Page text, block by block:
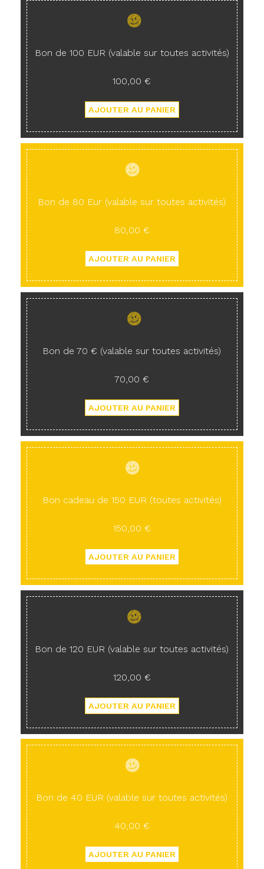
Bon de 100 EUR (valable sur toutes activités)
100,00 €
Bon de 80 Eur (valable sur toutes activités)
80,00 €
Bon de 70 € (valable sur toutes activités)
70,00 €
Bon cadeau de 150 EUR (toutes activités)
150,00 €
Bon de 120 EUR (valable sur toutes activités)
120,00 €
Bon de 40 EUR (valable sur toutes activités)
40,00 €